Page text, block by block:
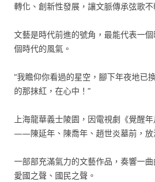
轉化、創新性發展，讓文脈傳承弦歌不
文藝是時代前進的號角，最能代表一
個時代的風氣。
“我瞻仰你看過的星空，腳下年夜地已
的那抹紅，在心中！”
上海龍華義士陵園，因電視劇《覺醒
——陳延年、陳喬年、趙世炎墓前，放
一部部充滿氣力的文藝作品，奏響一
愛國之聲、國民之聲。